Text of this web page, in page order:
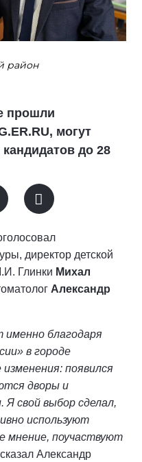
район
прошли
могут
до 28
директор детской
Глинки Михал
Александр
благодаря
в городе
появился
дворы и
свой выбор сделал,
используют
мнение, поучаствуют
Александр